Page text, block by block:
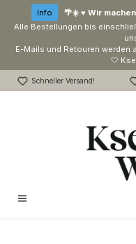
Zum Hauptinhalt springen
Info
🌴☀️ ♥ Wir
Alle Bestellungen bis
E-Mails und Retouren werden
🤍
Schneller Versand!